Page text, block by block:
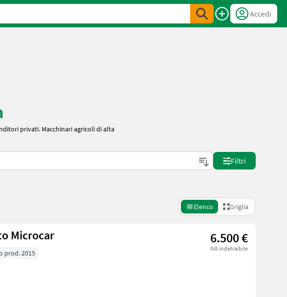
Accedi
privati. Macchinari agricoli di alta
Filtri
Elenco Griglia
Microcar 6.500 €
IVA indetraibile
prod. 2015